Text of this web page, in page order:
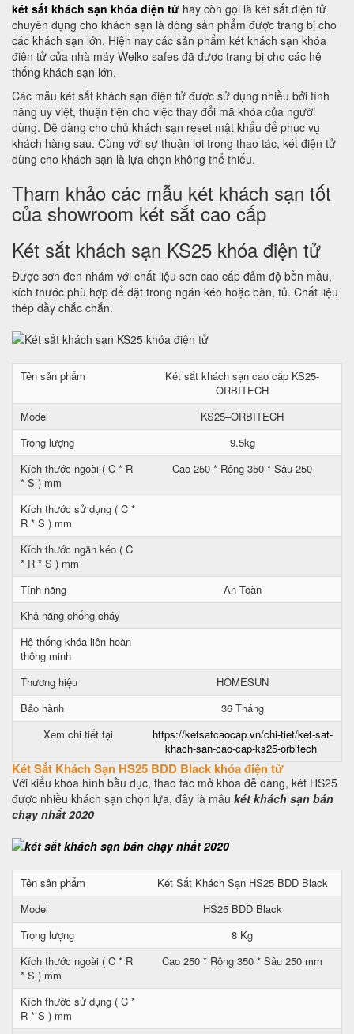
két sắt khách sạn khóa điện tử hay còn gọi là két sắt điện tử
chuyên dụng cho khách sạn là dòng sản phẩm được trang bị cho
các khách sạn lớn. Hiện nay các sản phẩm két khách sạn khóa
điện tử của nhà máy Welko safes đã được trang bị cho các hệ
thống khách sạn lớn.
Các mẫu két sắt khách sạn điện tử được sử dụng nhiều bởi tính
năng uy việt, thuận tiện cho việc thay đổi mã khóa của người
dùng. Dễ dàng cho chủ khách sạn reset mật khẩu để phục vụ
khách hàng sau. Cùng với sự thuận lợi trong thao tác, két điện tử
dùng cho khách sạn là lựa chọn không thể thiếu.
Tham khảo các mẫu két khách sạn tốt
của showroom két sắt cao cấp
Két sắt khách sạn KS25 khóa điện tử
Được sơn đen nhám với chất liệu sơn cao cấp đảm độ bền mầu,
kích thước phù hợp để đặt trong ngăn kéo hoặc bàn, tủ. Chất liệu
thép dầy chắc chắn.
Tên sản phẩm
Két sắt khách sạn cao cấp KS25-
ORBITECH
Model
KS25–ORBITECH
Trọng lượng
9.5kg
Kích thước ngoài ( C * R
* S ) mm
Cao 250 * Rộng 350 * Sâu 250
Kích thước sử dụng ( C *
R * S ) mm
Kích thước ngăn kéo ( C
* R * S ) mm
Tính năng
An Toàn
Khả năng chống cháy
Hệ thống khóa liên hoàn
thông minh
Thương hiệu
HOMESUN
Bảo hành
36 Tháng
Xem chi tiết tại
https://ketsatcaocap.vn/chi-tiet/ket-sat-
khach-san-cao-cap-ks25-orbitech
Két Sắt Khách Sạn HS25 BDD Black khóa điện tử
Với kiểu khóa hình bầu dục, thao tác mở khóa đễ dàng, két HS25
được nhiều khách sạn chọn lựa, đây là mẫu két khách sạn bán
chạy nhất 2020
Tên sản phẩm
Két Sắt Khách Sạn HS25 BDD Black
Model
HS25 BDD Black
Trọng lượng
8 Kg
Kích thước ngoài ( C * R
* S ) mm
Cao 250 * Rộng 350 * Sâu 250 mm
Kích thước sử dụng ( C *
R * S ) mm